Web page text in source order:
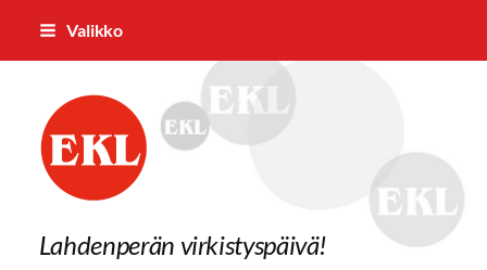
Siirry
Valikko
Eurajoen Eläkkeensaajat ry
Lahdenperän virkistyspäivä!